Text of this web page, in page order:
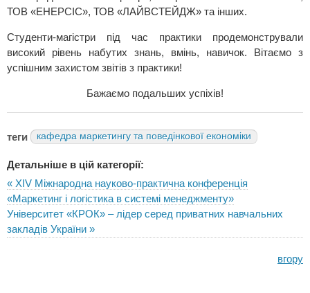
ТОВ «ЕНЕРСІС», ТОВ «ЛАЙВСТЕЙДЖ» та інших.
Студенти-магістри під час практики продемонстрували
високий рівень набутих знань, вмінь, навичок. Вітаємо з
успішним захистом звітів з практики!
Бажаємо подальших успіхів!
теги кафедра маркетингу та поведінкової економіки
Детальніше в цій категорії:
« ХІV Міжнародна науково-практична конференція
«Маркетинг і логістика в системі менеджменту»
Університет «КРОК» – лідер серед приватних навчальних
закладів України »
вгору